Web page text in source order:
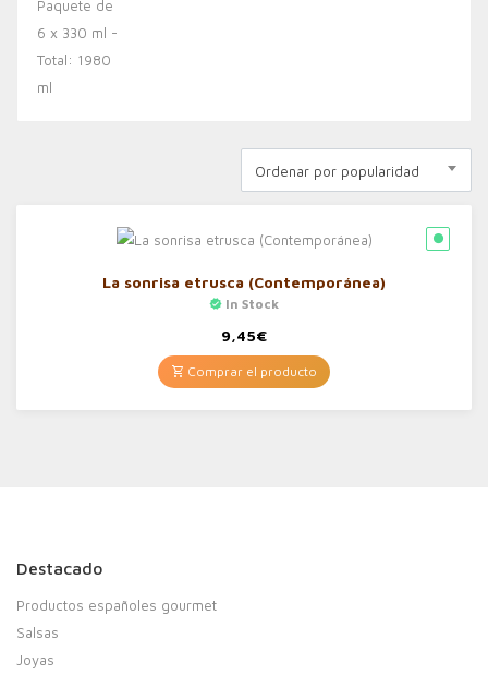
Ordenar por popularidad
La sonrisa etrusca (Contemporánea)
In Stock
9,45€
Comprar el producto
Destacado
Productos españoles gourmet
Salsas
Joyas